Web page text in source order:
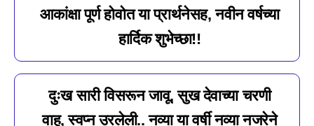
आकांक्षा पूर्ण होवोत या प्रार्थनेसह, नवीन वर्षच्या
हार्दिक शुभेच्छा!!
दुःख सारी विसरून जावू, सुख देवाच्या चरणी
वाहू, स्वप्न उरलेली.. नव्या या वर्षी नव्या नजरेने